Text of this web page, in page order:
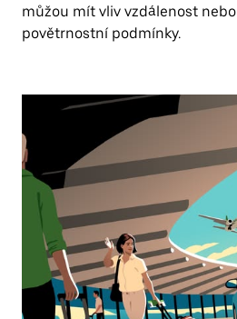
můžou mít vliv vzdálenost nebo
povětrnostní podmínky.